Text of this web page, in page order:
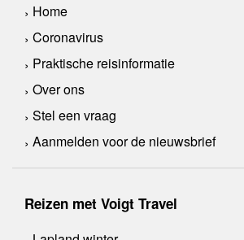
Home
Coronavirus
Praktische reisinformatie
Over ons
Stel een vraag
Aanmelden voor de nieuwsbrief
Reizen met Voigt Travel